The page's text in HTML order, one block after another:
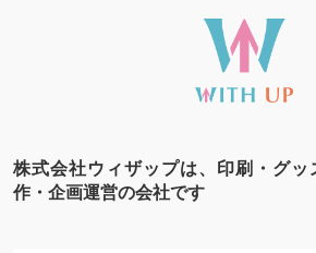
株式会社ウィザップは、印刷・グッ
作・企画運営の会社です